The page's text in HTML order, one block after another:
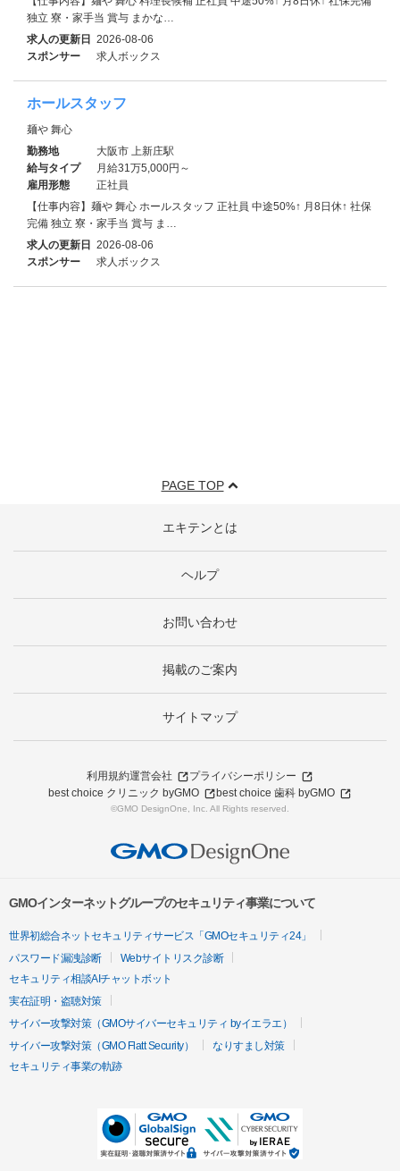
独立 寮・家⼿当 賞与 まかな…
求人の更新日 2026-08-06
スポンサー
求人ボックス
ホールスタッフ
麺や 舞心
勤務地
大阪市 上新庄駅
給与タイプ
月給31万5,000円～
雇用形態
正社員
【仕事内容】麺や 舞心 ホールスタッフ 正社員 中途50%↑ 月8日休↑ 社保
完備 独立 寮・家⼿当 賞与 ま…
求人の更新日 2026-08-06
スポンサー
求人ボックス
PAGE TOP
エキテンとは
ヘルプ
お問い合わせ
掲載のご案内
サイトマップ
利用規約運営会社
プライバシーポリシー
best choice クリニック byGMO
best choice 歯科 byGMO
©GMO DesignOne, Inc. All Rights reserved.
GMOインターネットグループのセキュリティ事業について
世界初総合ネットセキュリティサービス「GMOセキュリティ24」
パスワード漏洩診断
Webサイトリスク診断
セキュリティ相談AIチャットボット
実在証明・盗聴対策
サイバー攻撃対策（GMOサイバーセキュリティ byイエラエ）
サイバー攻撃対策（GMO Flatt Security）
なりすまし対策
セキュリティ事業の軌跡